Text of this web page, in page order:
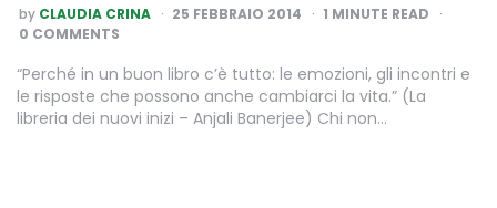
POSTED
BY
by CLAUDIA CRINA 25 FEBBRAIO 2014 1 MINUTE READ
0 COMMENTS
“Perché in un buon libro c’è tutto: le emozioni, gli incontri e
le risposte che possono anche cambiarci la vita.” (La
libreria dei nuovi inizi – Anjali Banerjee) Chi non…